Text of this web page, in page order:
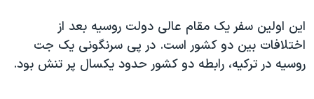
این اولین سفر یک مقام عالی دولت روسیه بعد از
اختلافات بین دو کشور است. در پی سرنگونی یک جت
روسیه در ترکیه، رابطه دو کشور حدود یکسال پر تنش بود.